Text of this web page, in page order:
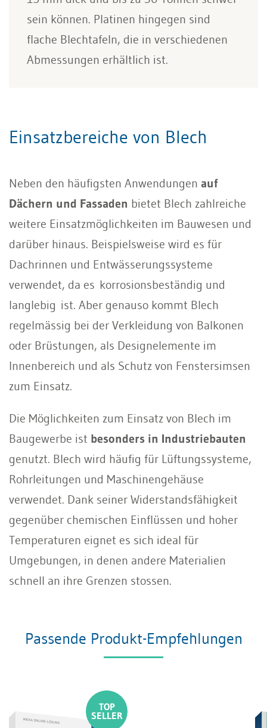
sein können. Platinen hingegen sind
flache Blechtafeln, die in verschiedenen
Abmessungen erhältlich ist.
Einsatzbereiche von Blech
Neben den häufigsten Anwendungen auf
Dächern und Fassaden bietet Blech zahlreiche
weitere Einsatzmöglichkeiten im Bauwesen und
darüber hinaus. Beispielsweise wird es für
Dachrinnen und Entwässerungssysteme
verwendet, da es korrosionsbeständig und
langlebig ist. Aber genauso kommt Blech
regelmässig bei der Verkleidung von Balkonen
oder Brüstungen, als Designelemente im
Innenbereich und als Schutz von Fenstersimsen
zum Einsatz.
Die Möglichkeiten zum Einsatz von Blech im
Baugewerbe ist besonders in Industriebauten
genutzt. Blech wird häufig für Lüftungssysteme,
Rohrleitungen und Maschinengehäuse
verwendet. Dank seiner Widerstandsfähigkeit
gegenüber chemischen Einflüssen und hoher
Temperaturen eignet es sich ideal für
Umgebungen, in denen andere Materialien
schnell an ihre Grenzen stossen.
Passende Produkt-Empfehlungen